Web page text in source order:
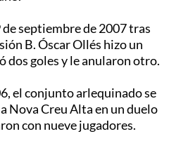
septiembre de 2007 tras
B. Óscar Ollés hizo un
goles y le anularon otro.
el conjunto arlequinado se
Nova Creu Alta en un duelo
con nueve jugadores.